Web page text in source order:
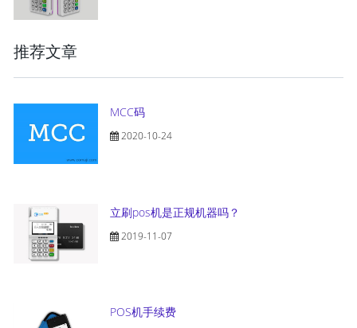
推荐文章
MCC码
2020-10-24
立刷pos机是正规机器吗？
2019-11-07
POS机手续费